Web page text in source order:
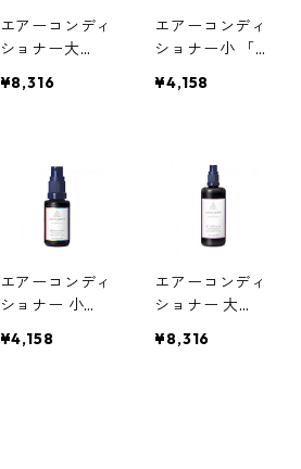
エアーコンディ
ショナー大
ド」ポマンダー
¥8,316
エアーコンディ
ショナー小 「
ド」ポマンダー
¥4,158
エアーコンディ
ショナー 小
イ」クイントエ
¥4,158
エアーコンディ
ショナー 大
ン」クイントエ
¥8,316